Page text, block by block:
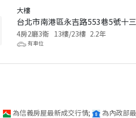
大樓
台北市南港區永吉路553巷5號十
4房2廳3衛 13樓/23樓 2.2年
有車位
為信義房屋最新成交行情; 為內政部